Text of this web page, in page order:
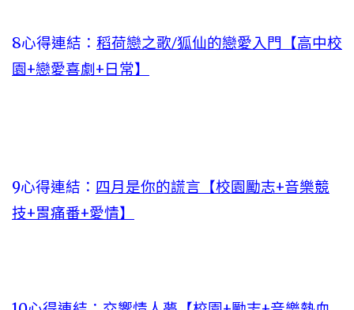
8心得連結： 稻荷戀之歌/狐仙的戀愛入門【高中校
園+戀愛喜劇+日常】
9心得連結： 四月是你的謊言【校園勵志+音樂競
技+胃痛番+愛情】